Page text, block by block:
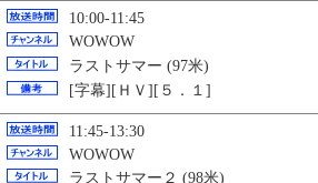
10:00-11:45
WOWOW
ラストサマー (97米)
[字幕][ＨＶ][５．１]
11:45-13:30
WOWOW
ラストサマー２ (98米)